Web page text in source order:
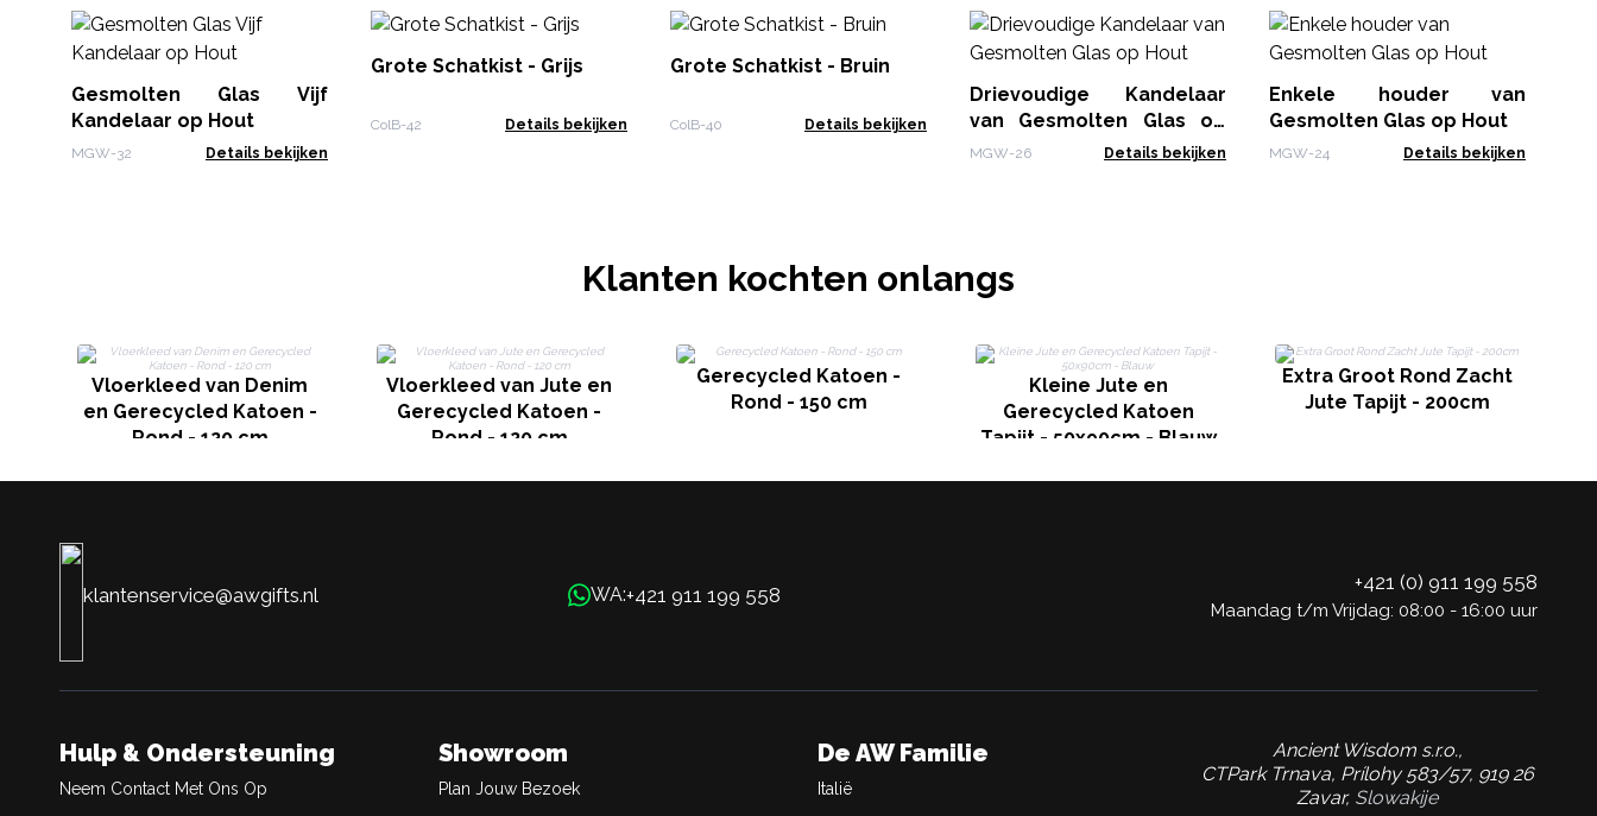
Gesmolten Glas Vijf
Kandelaar op Hout
MGW-32 Details bekijken
Grote Schatkist - Grijs
ColB-42 Details bekijken
Grote Schatkist - Bruin
ColB-40 Details bekijken
Drievoudige Kandelaar
van Gesmolten Glas op
Hout
MGW-26 Details bekijken
Enkele houder van
Gesmolten Glas op Hout
MGW-24 Details bekijken
Klanten kochten onlangs
Vloerkleed van Denim
en Gerecycled Katoen -
Rond - 120 cm
Vloerkleed van Jute en
Gerecycled Katoen -
Rond - 120 cm
Gerecycled Katoen -
Rond - 150 cm
Kleine Jute en
Gerecycled Katoen
Tapijt - 50x90cm - Blauw
Extra Groot Rond Zacht
Jute Tapijt - 200cm
klantenservice@awgifts.nl WA:+421 911 199 558
+421 (0) 911 199 558
Maandag t/m Vrijdag: 08:00 - 16:00 uur
Hulp & Ondersteuning
Neem Contact Met Ons Op
Showroom
Plan Jouw Bezoek
De AW Familie
Italië
Ancient Wisdom s.r.o.,
CTPark Trnava, Prílohy 583/57, 919 26
Zavar, Slowakije